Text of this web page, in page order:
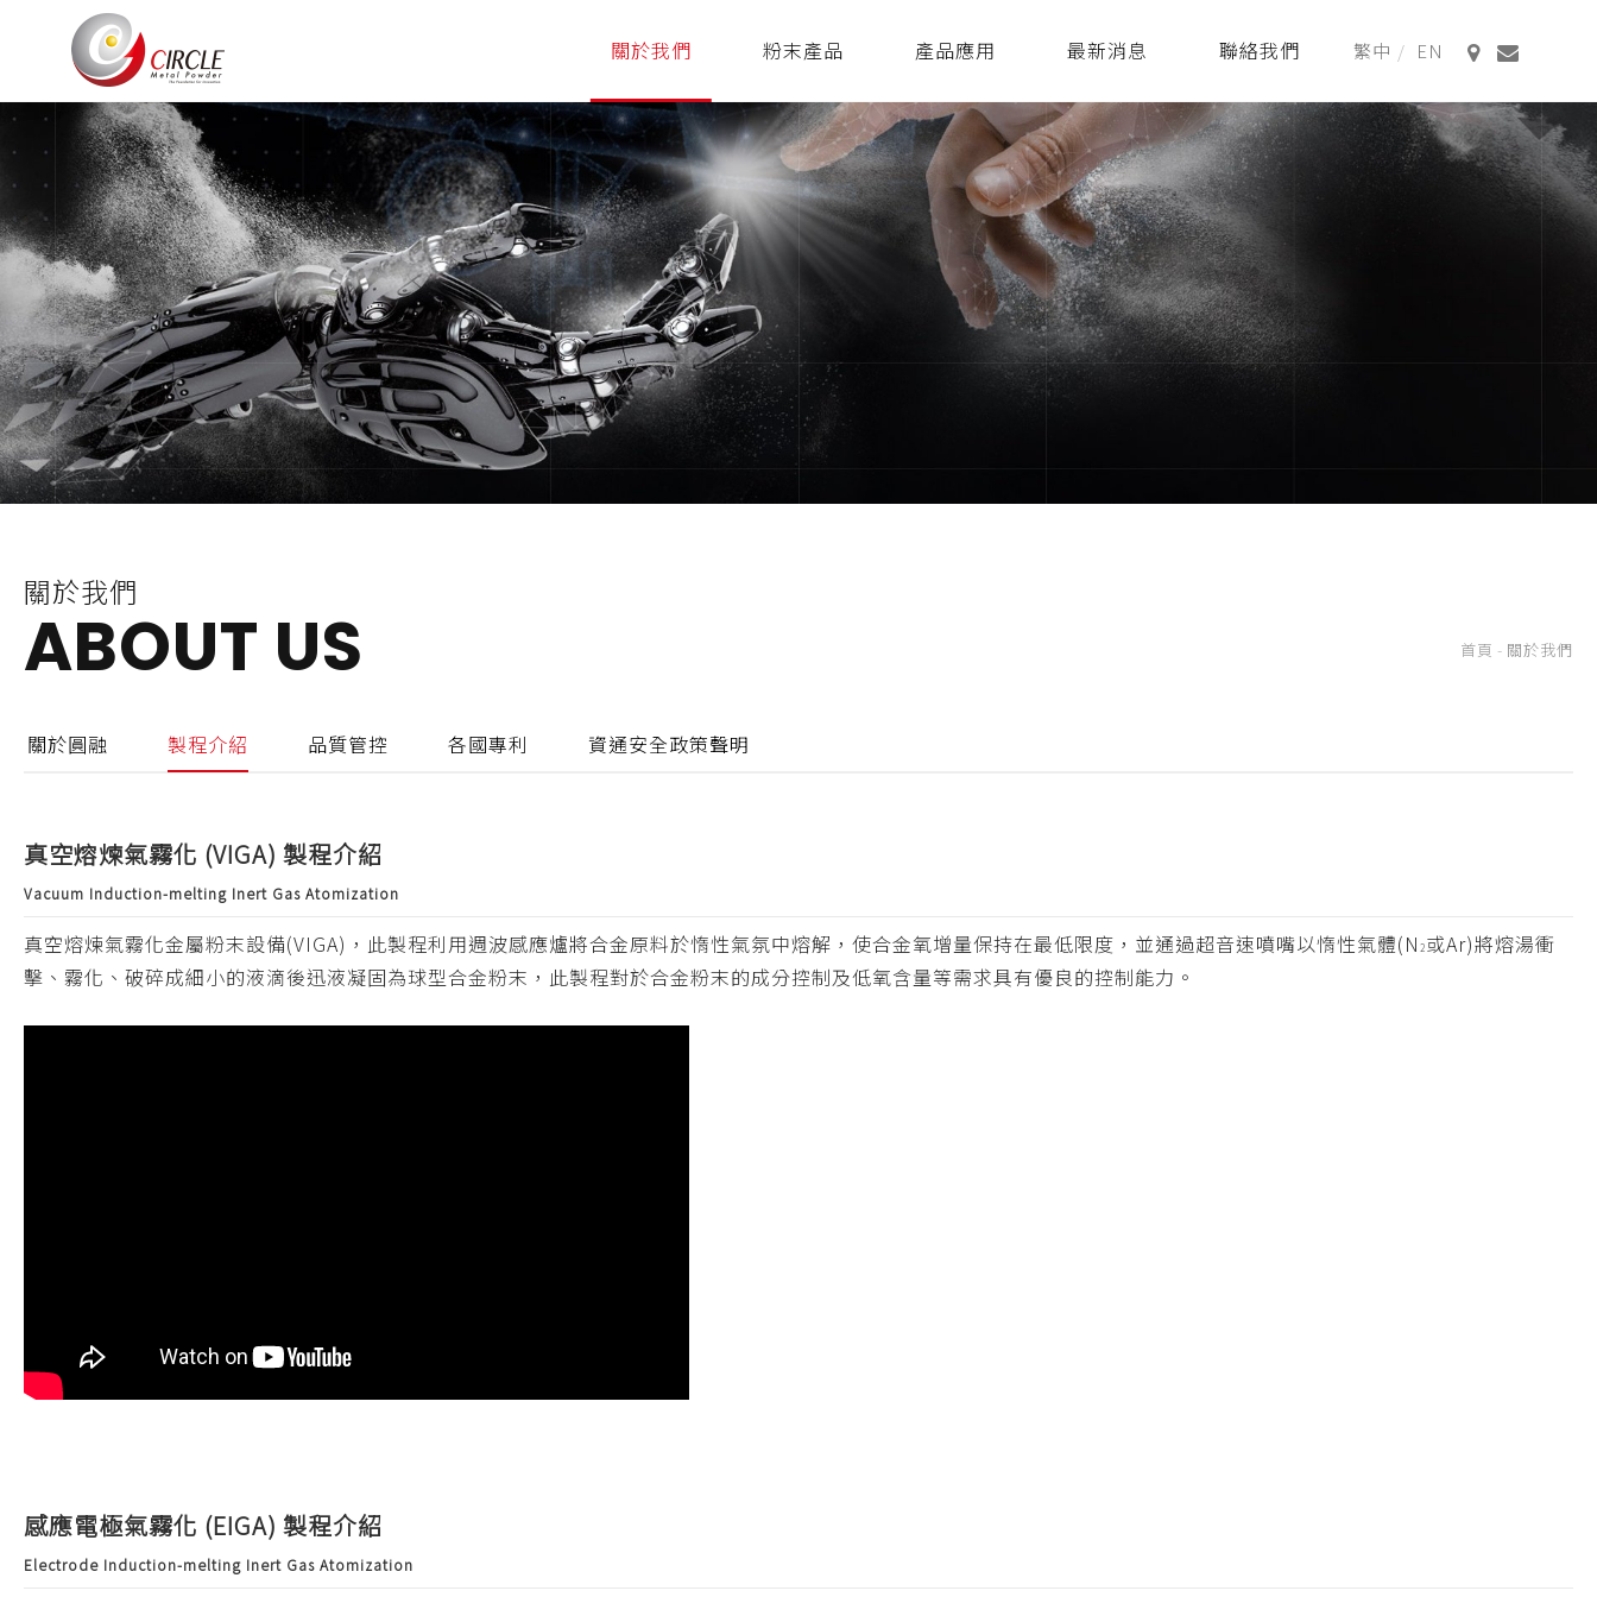
關於我們 粉末產品 產品應用 最新消息 聯絡我們
關於我們
ABOUT US 首頁 - 關於我們
關於圓融 製程介紹 品質管控 各國專利 資通安全政策聲明
真空熔煉氣霧化 (VIGA) 製程介紹
Vacuum Induction-melting Inert Gas Atomization
真空熔煉氣霧化金屬粉末設備(VIGA)，此製程利用週波感應爐將合金原料於惰性氣氛中熔解，使合金氧增量保持在最低限度，並通過超音速噴嘴以惰性氣體(N 2或Ar)將熔湯衝
擊、霧化、破碎成細小的液滴後迅液凝固為球型合金粉末，此製程對於合金粉末的成分控制及低氧含量等需求具有優良的控制能力。
感應電極氣霧化 (EIGA) 製程介紹
Electrode Induction-melting Inert Gas Atomization